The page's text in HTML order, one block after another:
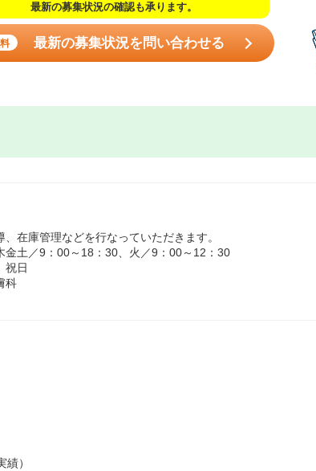
最新の募集状況の確認も承ります。
最新の募集状況を問い合わせる
在庫管理などを行なっていただきます。
金土／9：00～18：30、火／9：00～12：30
祝日
科
）